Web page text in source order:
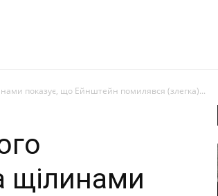
показує, що Ейнштейн помилявся (злегка)...
щілинами